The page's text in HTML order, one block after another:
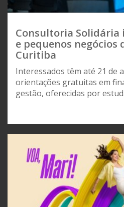
Consultoria
e pequenos negócios
Curitiba
Interessados têm até 21 de
orientações gratuitas em
gestão, oferecidas por